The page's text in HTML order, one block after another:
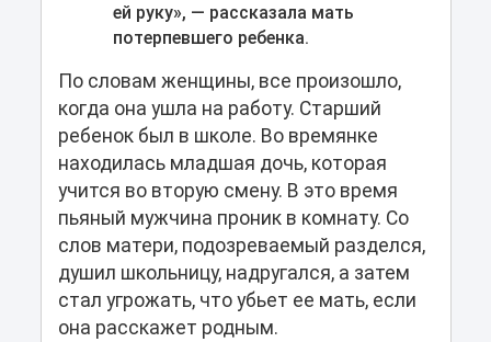
ей руку», — рассказала мать
потерпевшего ребенка.
По словам женщины, все произошло,
когда она ушла на работу. Старший
ребенок был в школе. Во времянке
находилась младшая дочь, которая
учится во вторую смену. В это время
пьяный мужчина проник в комнату. Со
слов матери, подозреваемый разделся,
душил школьницу, надругался, а затем
стал угрожать, что убьет ее мать, если
она расскажет родным.